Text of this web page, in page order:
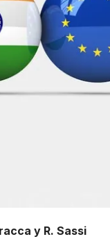
y R. Sassi